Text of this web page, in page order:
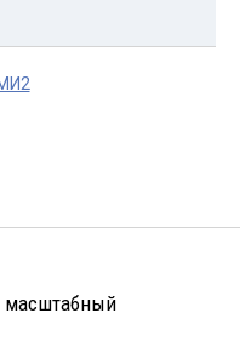
масштабный